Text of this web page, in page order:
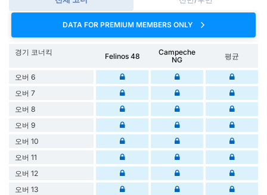
DATA FOR PREMIUM MEMBERS ONLY
경기 코너킥 Felinos 48
Campeche
NG
평균
오버 6
오버 7
오버 8
오버 9
오버 10
오버 11
오버 12
오버 13